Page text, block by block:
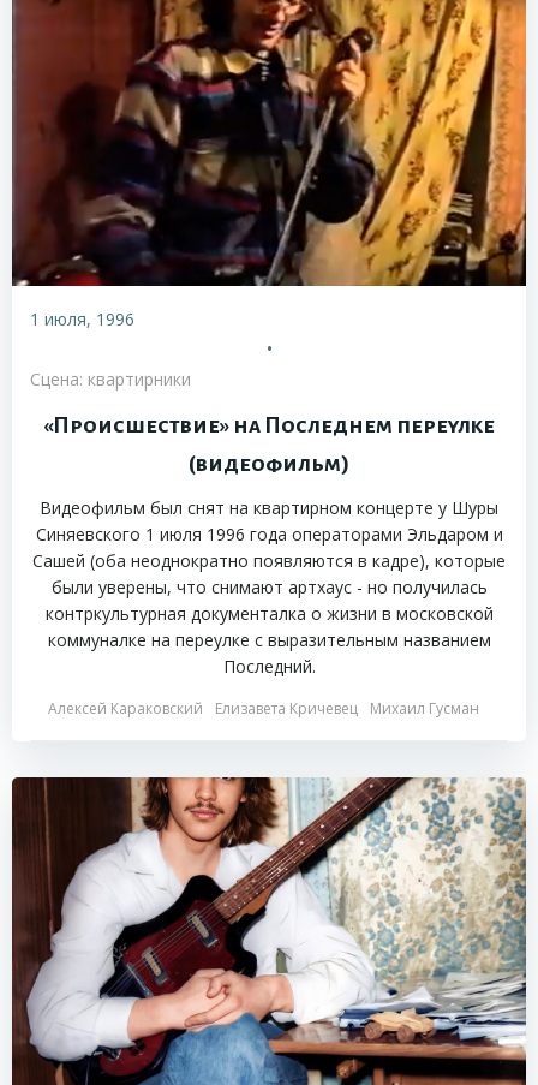
1 июля, 1996
•
Сцена: квартирники
«Происшествие» на Последнем переулке
(видеофильм)
Видеофильм был снят на квартирном концерте у Шуры
Синяевского 1 июля 1996 года операторами Эльдаром и
Сашей (оба неоднократно появляются в кадре), которые
были уверены, что снимают артхаус - но получилась
контркультурная документалка о жизни в московской
коммуналке на переулке с выразительным названием
Последний.
Алексей Караковский Елизавета Кричевец Михаил Гусман